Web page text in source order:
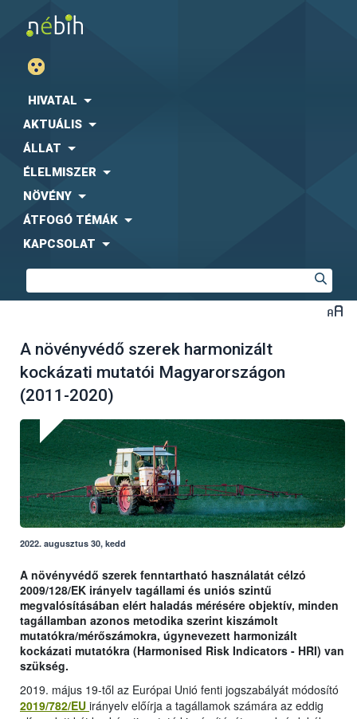
HIVATAL
AKTUÁLIS
ÁLLAT
ÉLELMISZER
NÖVÉNY
ÁTFOGÓ TÉMÁK
KAPCSOLAT
A növényvédő szerek harmonizált
kockázati mutatói Magyarországon
(2011-2020)
2022. augusztus 30, kedd
A növényvédő szerek fenntartható használatát célzó
2009/128/EK irányelv tagállami és uniós szintű
megvalósításában elért haladás mérésére objektív, minden
tagállamban azonos metodika szerint kiszámolt
mutatókra/mérőszámokra, úgynevezett harmonizált
kockázati mutatókra (Harmonised Risk Indicators - HRI) van
szükség.
2019. május 19-től az Európai Unió fenti jogszabályát módosító
2019/782/EU irányelv előírja a tagállamok számára az eddig